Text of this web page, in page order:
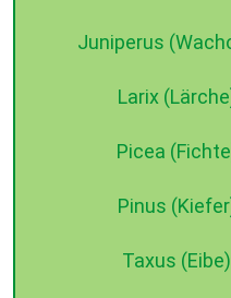
Juniperus
Larix
Picea
Pinus
Taxus (Eibe)